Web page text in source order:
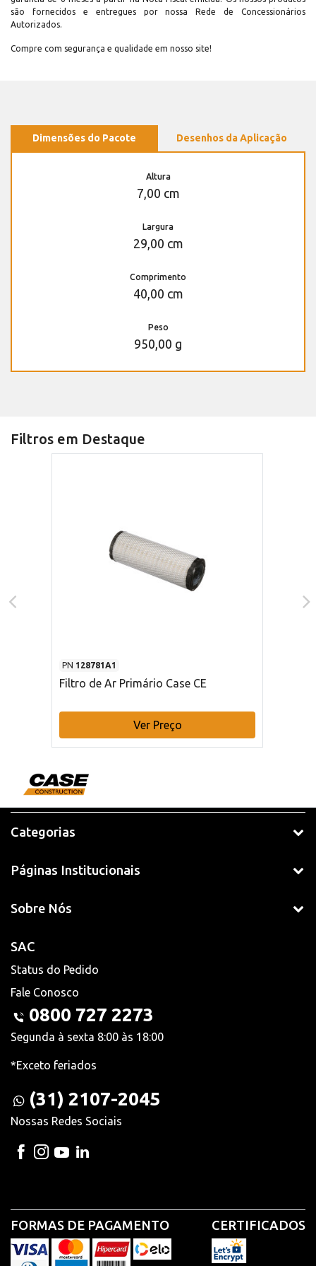
são fornecidos e entregues por nossa Rede de Concessionários
Autorizados.
Compre com segurança e qualidade em nosso site!
Dimensões do Pacote Desenhos da Aplicação
Altura
7,00 cm
Largura
29,00 cm
Comprimento
40,00 cm
Peso
950,00 g
Filtros em Destaque
PN 128781A1
Filtro de Ar Primário Case CE
Ver Preço
Categorias
Páginas Institucionais
Sobre Nós
SAC
Status do Pedido
Fale Conosco
0800 727 2273
Segunda à sexta 8:00 às 18:00
*Exceto feriados
(31) 2107-2045
Nossas Redes Sociais
FORMAS DE PAGAMENTO CERTIFICADOS